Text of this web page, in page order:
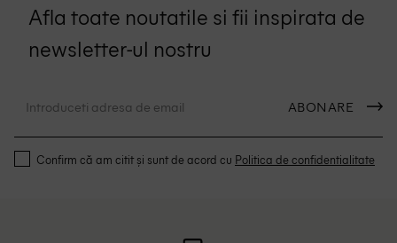
Afla toate noutatile si fii inspirata de
newsletter-ul nostru
ABONARE
Confirm că am citit și sunt de acord cu Politica de confidentialitate